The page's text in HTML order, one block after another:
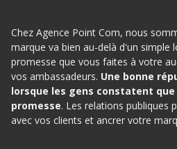
Chez Agence Point Com, nous
marque va bien au-delà d'un simple
promesse que vous faites à votre
vos ambassadeurs. Une bonne
lorsque les gens constatent
promesse. Les relations publiques
avec vos clients et ancrer votre